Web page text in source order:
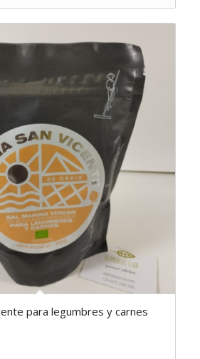
5.00para legumbres y carnes